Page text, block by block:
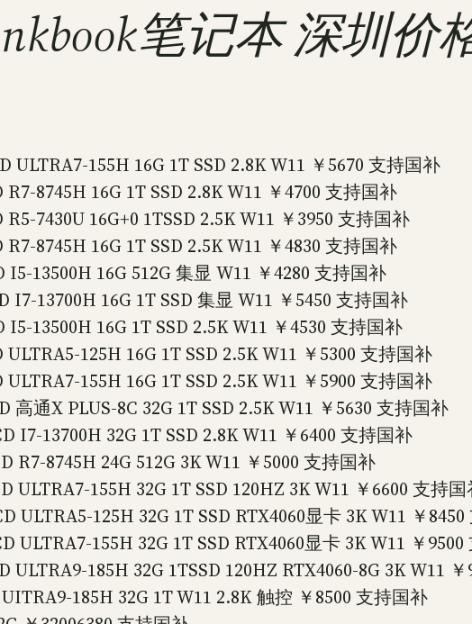
笔记本 深圳价
155H 16G 1T SSD 2.8K W11 ￥5670 支持国补
8745H 16G 1T SSD 2.8K W11 ￥4700 支持国补
7430U 16G+0 1TSSD 2.5K W11 ￥3950 支持国补
8745H 16G 1T SSD 2.5K W11 ￥4830 支持国补
13500H 16G 512G 集显 W11 ￥4280 支持国补
13700H 16G 1T SSD 集显 W11 ￥5450 支持国补
13500H 16G 1T SSD 2.5K W11 ￥4530 支持国补
125H 16G 1T SSD 2.5K W11 ￥5300 支持国补
155H 16G 1T SSD 2.5K W11 ￥5900 支持国补
通X PLUS-8C 32G 1T SSD 2.5K W11 ￥5630 支持国补
13700H 32G 1T SSD 2.8K W11 ￥6400 支持国补
8745H 24G 512G 3K W11 ￥5000 支持国补
155H 32G 1T SSD 120HZ 3K W11 ￥6600 支持国
125H 32G 1T SSD RTX4060显卡 3K W11 ￥
155H 32G 1T SSD RTX4060显卡 3K W11 ￥
185H 32G 1TSSD 120HZ RTX4060-8G 3K W11
185H 32G 1T W11 2.8K 触控 ￥8500 支持国补